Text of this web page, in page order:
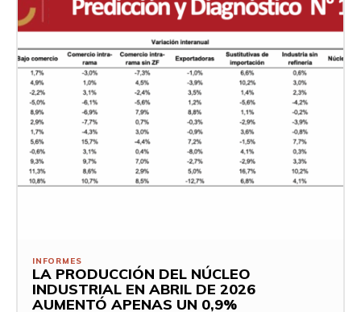
INFORMES
LA PRODUCCIÓN DEL NÚCLEO
INDUSTRIAL EN ABRIL DE 2026
AUMENTÓ APENAS UN 0,9%